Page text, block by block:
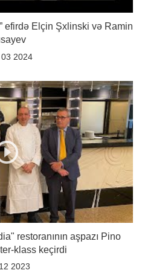
efirdə Elçin Şxlinski və Ramin
03 2024
restoranının aşpazı Pino
klass keçirdi
2023